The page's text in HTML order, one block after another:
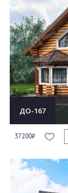
ДО-167
37200₽